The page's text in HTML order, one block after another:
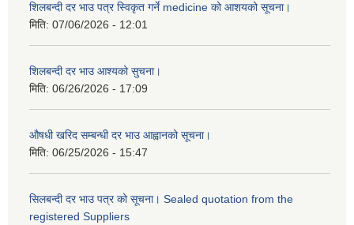
शिलबन्दी दर भाउ पत्र स्विकृत गर्ने medicine को आशयको सूचना।
मिति: 07/06/2026 - 12:01
शिलबन्दी दर भाउ आश्यको सुचना।
मिति: 06/26/2026 - 17:09
औषधी खरिद सम्बन्धी दर भाउ आह्वानको सूचना।
मिति: 06/25/2026 - 15:47
सिलबन्दी दर भाउ पत्र को सूचना। Sealed quotation from the
registered Suppliers